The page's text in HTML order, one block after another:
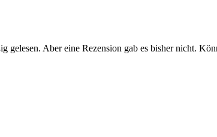
Aber eine Rezension gab es bisher nicht.